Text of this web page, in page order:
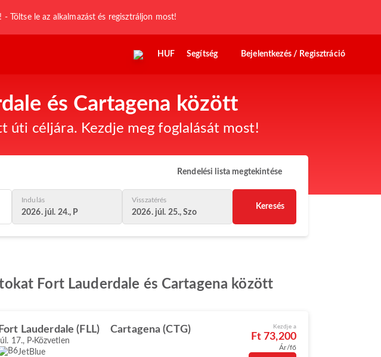
- Töltse le az alkalmazást és regisztráljon most!
HUF Segítség Bejelentkezés / Regisztráció
és Cartagena között
úti céljára. Kezdje meg foglalását most!
Rendelési lista megtekintése
Indulás
2026. júl. 24., P
Visszatérés
2026. júl. 25., Szo
Keresés
Fort Lauderdale és Cartagena között
Fort Lauderdale (FLL) Cartagena (CTG)
17., P Közvetlen
JetBlue
Kezdje a
Ft 73,200
Ár/fő